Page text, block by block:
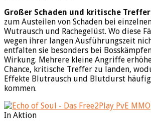
Großer Schaden und kritische
zum Austeilen von Schaden bei
Wutrausch und Rachegelüst. Wo diese
wegen ihrer langen Ausführungszeit
entfalten sie besonders bei
Wirkung. Mehrere kleine Angriffe
Chance, kritische Treffer zu landen,
Effekte Blutrausch und Blutdurst
kommen.
In Aktion